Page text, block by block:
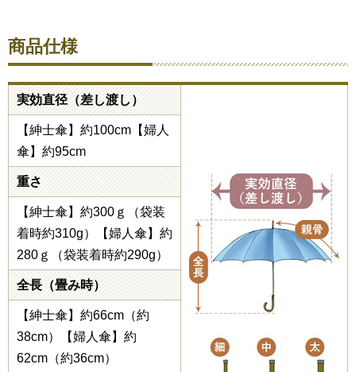
商品仕様
実効直径（差し渡し）
【紳士傘】約100cm【婦人
傘】約95cm
重さ
【紳士傘】約300ｇ（袋装
着時約310g）【婦人傘】約
280ｇ（袋装着時約290g）
全長（畳み時）
【紳士傘】約66cm（約
38cm）【婦人傘】約
62cm（約36cm）